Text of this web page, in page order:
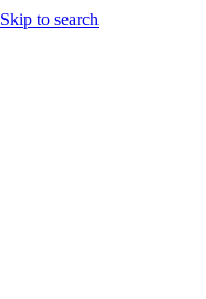
Skip to search